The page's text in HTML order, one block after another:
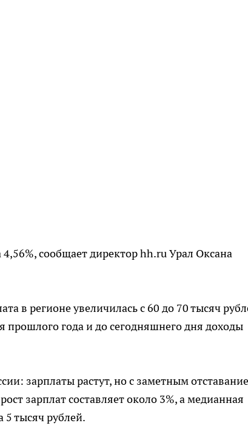
сообщает директор hh.ru Урал Оксана
в регионе увеличилась с 60 до 70 тысяч
прошлого года и до сегодняшнего дня доходы
зарплаты растут, но с заметным
зарплат составляет около 3%, а медианная
тысяч рублей.